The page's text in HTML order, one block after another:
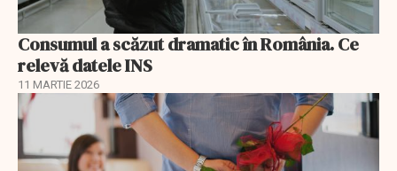
Consumul a scăzut dramatic în România. Ce
relevă datele INS
11 MARTIE 2026